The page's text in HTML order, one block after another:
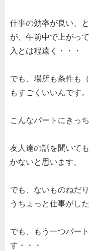
仕事の効率が良い、
が、午前中で上がっ
入とは程遠く・・・
でも、場所も条件も
もすごくいいんです。
こんなパートにきっ
友人達の話を聞いて
かないと思います。
でも、ないものねだ
うちょっと仕事がし
でも、もう一つパー
す・・・